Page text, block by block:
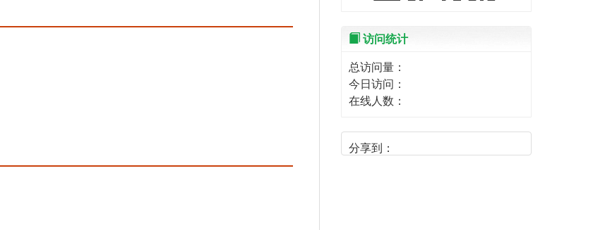
访问统计
总访问量：
今日访问：
在线人数：
分享到：